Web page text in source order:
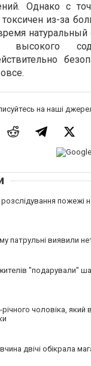
Однако с
из-за
натуральный
высокого
на наші
пожежі
патрульні виявили
"подарували"
річного чоловіка,
двічі обікрала